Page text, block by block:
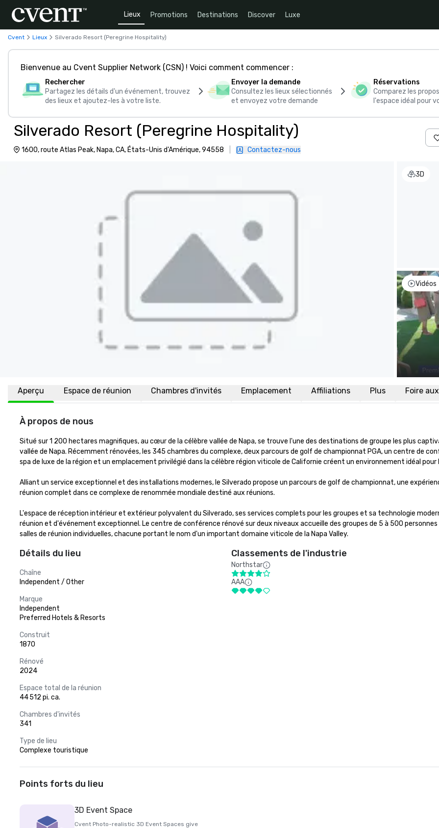
Lieux Promotions Destinations Discover Luxe
Cvent Lieux Silverado Resort (Peregrine Hospitality)
Bienvenue au Cvent Supplier Network (CSN) ! Voici comment commencer :
Rechercher
Partagez les détails d'un événement, trouvez
des lieux et ajoutez-les à votre liste.
Envoyer la demande
Consultez les lieux sélectionnés
et envoyez votre demande
Réservations
Comparez les
l'espace idéal pour
Silverado Resort (Peregrine Hospitality)
1600, route Atlas Peak, Napa, CA, États-Unis d'Amérique, 94558 Contactez-nous
3D
Vidéos
Aperçu Espace de réunion Chambres d'invités Emplacement Affiliations Plus Foire
À propos de nous
Situé sur 1 200 hectares magnifiques, au cœur de la célèbre vallée de Napa, se trouve l'une des destinations de groupe les plus
vallée de Napa. Récemment rénovées, les 345 chambres du complexe, deux parcours de golf de championnat PGA, un centre de
spa de luxe de la région et un emplacement privilégié dans la célèbre région viticole de Californie créent un environnement idéal
Alliant un service exceptionnel et des installations modernes, le Silverado propose un parcours de golf de championnat, une
réunion complet dans ce complexe de renommée mondiale destiné aux réunions.
L'espace de réception intérieur et extérieur polyvalent du Silverado, ses services complets pour les groupes et sa technologie
réunion et d'événement exceptionnel. Le centre de conférence rénové sur deux niveaux accueille des groupes de 5 à 500
salles de réunion individuelles, chacune portant le nom d'un important domaine viticole de la Napa Valley.
Détails du lieu
Chaîne
Independent / Other
Marque
Independent
Preferred Hotels & Resorts
Construit
1870
Rénové
2024
Espace total de la réunion
44 512 pi. ca.
Chambres d'invités
341
Type de lieu
Complexe touristique
Classements de l'industrie
Northstar
AAA
Points forts du lieu
3D Event Space
Cvent Photo-realistic 3D Event Spaces give